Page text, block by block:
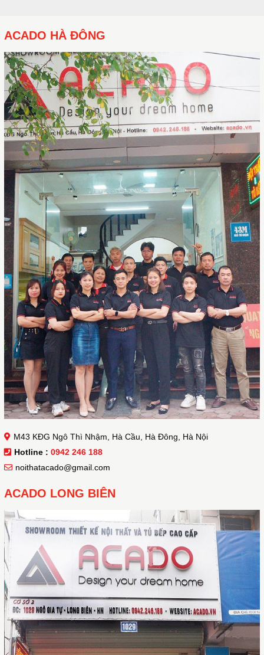
ACADO HÀ ĐÔNG
M43 KĐG Ngô Thì Nhậm, Hà Cầu, Hà Đông, Hà Nội
Hotline : 0942 246 188
noithatacado@gmail.com
ACADO LONG BIÊN